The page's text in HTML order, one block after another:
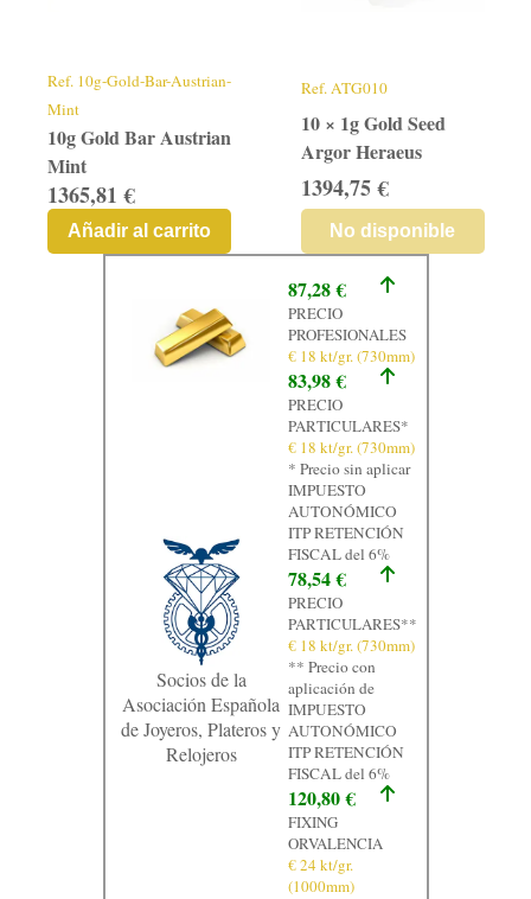
Ref. 10g-Gold-Bar-Austrian-
Mint
10g Gold Bar Austrian
Mint
1365,81 €
Añadir al carrito
Ref.ATG010
10 × 1g Gold Seed
Argor Heraeus
1394,75 €
No disponible
Socios de la
Asociación Española
de Joyeros, Plateros y
Relojeros
87,28 €
PRECIO
PROFESIONALES
€ 18 kt/gr. (730mm)
83,98 €
PRECIO
PARTICULARES*
€ 18 kt/gr. (730mm)
* Precio sin aplicar
IMPUESTO
AUTONÓMICO
ITP RETENCIÓN
FISCAL del 6%
78,54 €
PRECIO
PARTICULARES**
€ 18 kt/gr. (730mm)
** Precio con
aplicación de
IMPUESTO
AUTONÓMICO
ITP RETENCIÓN
FISCAL del 6%
120,80 €
FIXING
ORVALENCIA
€ 24 kt/gr.
(1000mm)